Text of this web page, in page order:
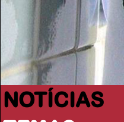
NOTÍCIAS